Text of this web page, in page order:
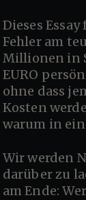
Dieses Essay fragt nicht, ob Fehler passieren dürfen — natürlich dürfen sie. Es fragt, warum diejenigen, die
Fehler am
Millionen in
EURO
ohne dass
Kosten
warum in
Wir werden Namen nennen, Zahlen sortieren, Mechanismen offenlegen — und uns die Freiheit leisten,
darüber zu
am Ende: